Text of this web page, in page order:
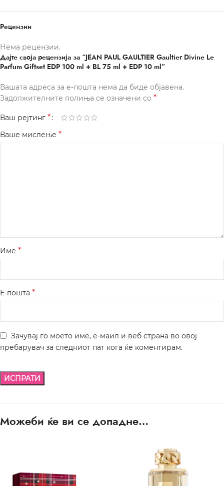
Рецензии
Нема рецензии.
Дајте своја рецензија за “JEAN PAUL GAULTIER Gaultier Divine Le
Parfum Giftset EDP 100 ml + BL 75 ml + EDP 10 ml”
Вашата адреса за е-пошта нема да биде објавена.
Задолжителните полиња се означени со *
Ваш рејтинг *
Ваше мислење *
Име *
Е-пошта *
Зачувај го моето име, е-маил и веб страна во овој
пребарувач за следниот пат кога ќе коментирам.
Можеби ќе ви се допадне…